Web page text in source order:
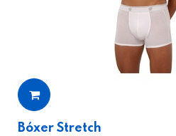
Bóxer Stretch